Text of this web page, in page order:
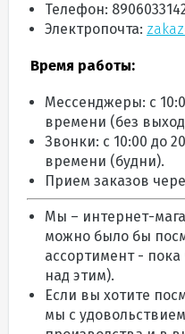
Телефон:
Электропочта:
Время работы:
Мессенджеры: с
времени (без
Звонки: с 10:00 до
времени (будни).
Прием заказов
Мы – интернет-
можно было бы
ассортимент -
над этим).
Если вы хотите
мы с